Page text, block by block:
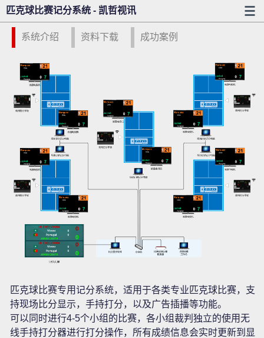
匹克球比赛记分系统 - 凯哲视讯
系统介绍 资料下载 成功案例
匹克球比赛专用记分系统，适用于各类专业匹克球比赛，支
持现场比分显示，手持打分，以及广告插播等功能。
可以同时进行4-5个小组的比赛，各小组裁判独立的使用无
线手持打分器进行打分操作，所有成绩信息会实时更新到显